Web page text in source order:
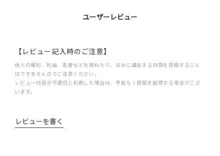
ユーザーレビュー
【レビュー記入時のご注意】
他人の権利、利益、名誉などを損ねたり、法令に違反する内容を投稿すること
はできませんのでご注意ください。
レビュー内容が不適切と判断した場合は、予告なく投稿を削除する場合がござ
います。
レビューを書く